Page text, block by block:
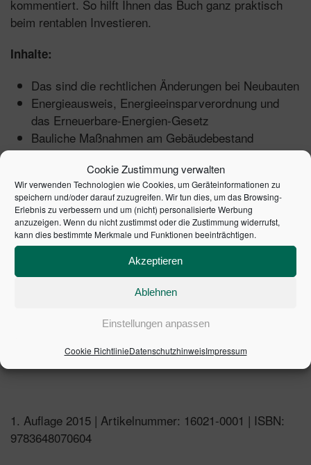
Cookie Zustimmung verwalten
Wir verwenden Technologien wie Cookies, um Geräteinformationen zu
speichern und/oder darauf zuzugreifen. Wir tun dies, um das Browsing-
Erlebnis zu verbessern und um (nicht) personalisierte Werbung
anzuzeigen. Wenn du nicht zustimmst oder die Zustimmung widerrufst,
kann dies bestimmte Merkmale und Funktionen beeinträchtigen.
Akzeptieren
Ablehnen
Einstellungen anpassen
Cookie RichtlinieDatenschutzhinweisImpressum
kommentiert. So hilft Ihnen das Buch ganz praktisch
beim rentablen Investieren.
Inhalte:
Das sind die rechtlichen Änderungen bei Neubauten
Energieausweis, Energieeinsparverordnung und
das Erneuerbare-Energien-Gesetz
Bauliche Maßnahmen am Gebäudebestand
Musterbriefe zur Modernisierungsmieterhöhung und
zur Mietminderung, zur Sanierung und
Instandhaltung
Was Sie als Vermieter gegen Mietminderung tun
können
Checklisten zu den Kosten einzelner Gewerke und
zur Umsetzung der baulichen Maßnahmen
Gesetze
1. Auflage 2015 | Artikelnummer: 16021-0001 | ISBN:
9783648070604